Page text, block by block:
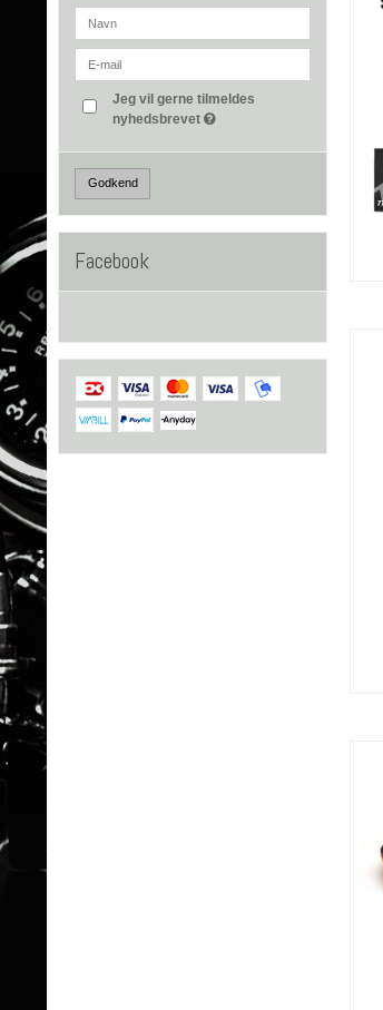
Jeg vil gerne tilmeldes
nyhedsbrevet
Godkend
Facebook